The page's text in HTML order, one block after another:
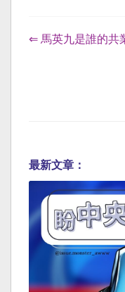
⇐ 馬英九是誰的共
最新文章：